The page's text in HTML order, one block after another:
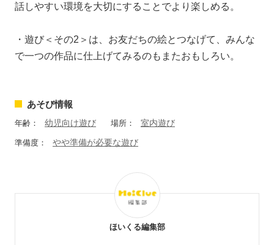
話しやすい環境を大切にすることでより楽しめる。
・遊び＜その2＞は、お友だちの絵とつなげて、みんな
で一つの作品に仕上げてみるのもまたおもしろい。
あそび情報
年齢： 幼児向け遊び 場所： 室内遊び
準備度： やや準備が必要な遊び
ほいくる編集部